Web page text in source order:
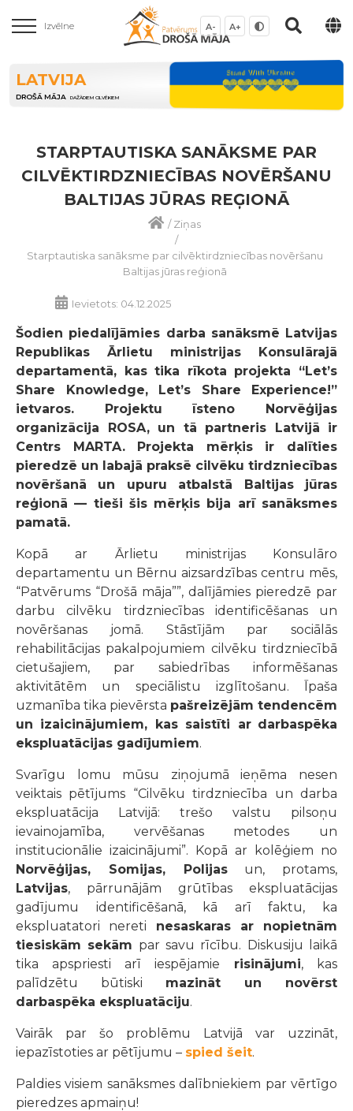
Izvēlne A- A+
LATVIJA
DROŠĀ MĀJA DAŽĀDIEM CILVĒKIEM
STARPTAUTISKA SANĀKSME PAR
CILVĒKTIRDZNIECĪBAS NOVĒRŠANU
BALTIJAS JŪRAS REĢIONĀ
/Ziņas
/
Starptautiska sanāksme par cilvēktirdzniecības novēršanu
Baltijas jūras reģionā
Ievietots: 04.12.2025
Šodien piedalījāmies darba sanāksmē Latvijas
Republikas Ārlietu ministrijas Konsulārajā
departamentā, kas tika rīkota projekta “Let’s
Share Knowledge, Let’s Share Experience!”
ietvaros. Projektu īsteno Norvēģijas
organizācija ROSA, un tā partneris Latvijā ir
Centrs MARTA. Projekta mērķis ir dalīties
pieredzē un labajā praksē cilvēku tirdzniecības
novēršanā un upuru atbalstā Baltijas jūras
reģionā — tieši šis mērķis bija arī sanāksmes
pamatā.
Kopā ar Ārlietu ministrijas Konsulāro
departamentu un Bērnu aizsardzības centru mēs,
“Patvērums “Drošā māja””, dalījāmies pieredzē par
darbu cilvēku tirdzniecības identificēšanas un
novēršanas jomā. Stāstījām par sociālās
rehabilitācijas pakalpojumiem cilvēku tirdzniecībā
cietušajiem, par sabiedrības informēšanas
aktivitātēm un speciālistu izglītošanu. Īpaša
uzmanība tika pievērsta pašreizējām tendencēm
un izaicinājumiem, kas saistīti ar darbaspēka
ekspluatācijas gadījumiem.
Svarīgu lomu mūsu ziņojumā ieņēma nesen
veiktais pētījums “Cilvēku tirdzniecība un darba
ekspluatācija Latvijā: trešo valstu pilsoņu
ievainojamība, vervēšanas metodes un
institucionālie izaicinājumi”. Kopā ar kolēģiem no
Norvēģijas, Somijas, Polijasun, protams,
Latvijas, pārrunājām grūtības ekspluatācijas
gadījumu identificēšanā, kā arī faktu, ka
ekspluatatori nereti nesaskaras ar nopietnām
tiesiskām sekām par savu rīcību. Diskusiju laikā
tika apspriesti arī iespējamie risinājumi, kas
palīdzētu būtiski mazināt un novērst
darbaspēka ekspluatāciju.
Vairāk par šo problēmu Latvijā var uzzināt,
iepazīstoties ar pētījumu – spied šeit.
Paldies visiem sanāksmes dalībniekiem par vērtīgo
pieredzes apmaiņu!